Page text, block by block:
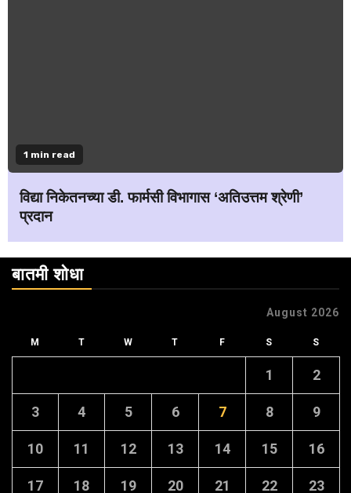
1 min read
विद्या निकेतनच्या डी. फार्मसी विभागास ‘अतिउत्तम श्रेणी’
प्रदान
बातमी शोधा
August 2026
M T W T F S S
1 2
3 4 5 6 7 8 9
10 11 12 13 14 15 16
17 18 19 20 21 22 23